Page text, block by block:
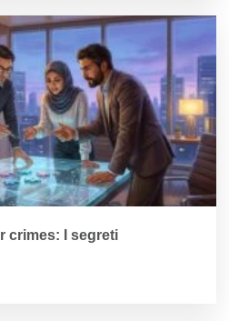
crimes: I segreti